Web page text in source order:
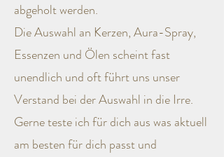
abgeholt werden.
Die Auswahl an Kerzen, Aura-Spray,
Essenzen und Ölen scheint fast
unendlich und oft führt uns unser
Verstand bei der Auswahl in die Irre.
Gerne teste ich für dich aus was aktuell
am besten für dich passt und